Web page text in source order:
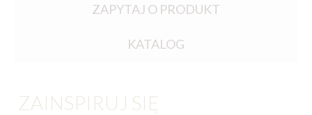
ZAPYTAJ O PRODUKT
KATALOG
ZAINSPIRUJ SIĘ